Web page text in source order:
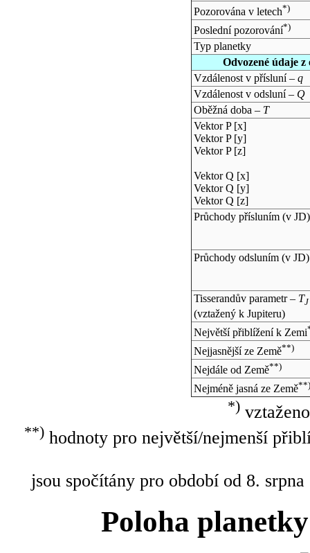
Pozorována v letech*)
Poslední pozorování*)
Typ planetky
Odvozené údaje
Vzdálenost v přísluní – q
Vzdálenost v odsluní – Q
Oběžná doba – T
Vektor P [x]
Vektor P [y]
Vektor P [z]
Vektor Q [x]
Vektor Q [y]
Vektor Q [z]
Průchody přísluním (v JD)
Průchody odsluním (v JD)
Tisserandův parametr – TJ
(vztažený k Jupiteru)
Největší přiblížení k Zemi
Nejjasnější ze Země**)
Nejdále od Země**)
Nejméně jasná ze Země**)
*)
**)hodnoty pro největší/nejmenší
jsou spočítány pro období od 8.
Poloha